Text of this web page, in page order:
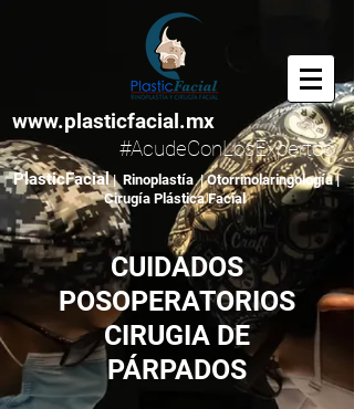
www.plasticfacial.mx
#AcudeConLosExpertos
PlasticFacial| Rinoplastía | Otorrinolaringología |
Cirugía Plástica Facial
CUIDADOS
POSOPERATORIOS
CIRUGIA DE
PÁRPADOS